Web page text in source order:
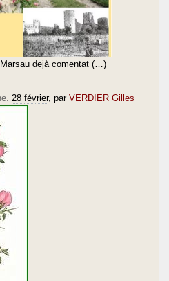
dejà comentat (…)
28 février, par VERDIER Gilles